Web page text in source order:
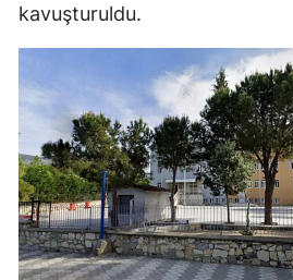
kavuşturuldu.